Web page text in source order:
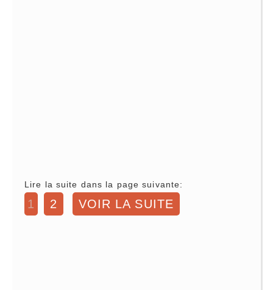
Lire la suite dans la page suivante:
1 2 VOIR LA SUITE